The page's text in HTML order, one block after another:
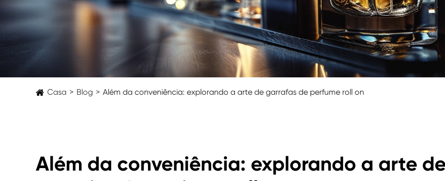
Casa Blog Além da conveniência: explorando a arte de garrafas de perfume roll on
Além da conveniência: explorando a arte